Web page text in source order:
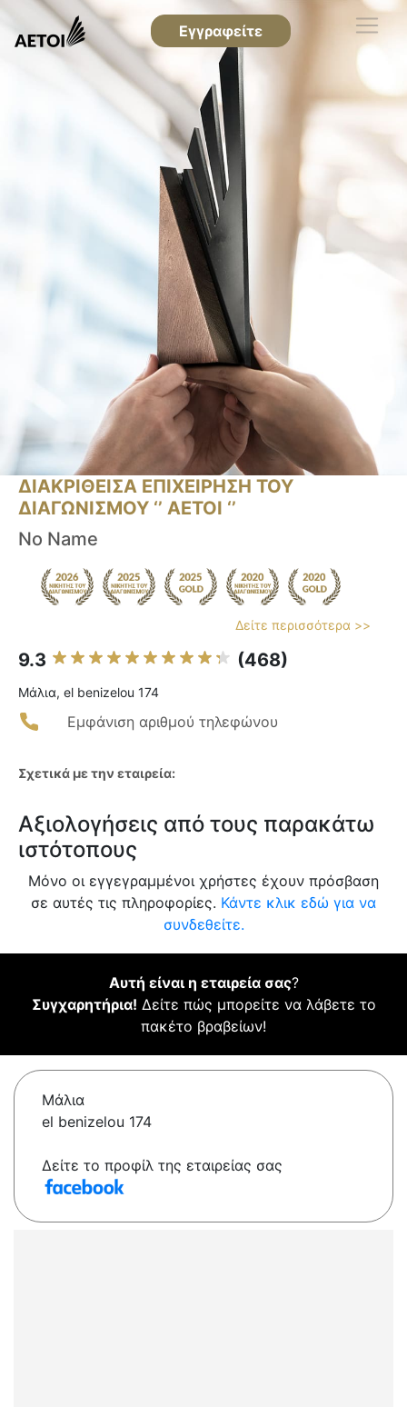
Εγγραφείτε
ΔΙΑΚΡΙΘΕΙΣΑ ΕΠΙΧΕΙΡΗΣΗ ΤΟΥ
ΔΙΑΓΩΝΙΣΜΟΥ ‘’ ΑΕΤΟΙ ‘’
No Name
Δείτε περισσότερα >>
9.3 (468)
Μάλια, el benizelou 174
Εμφάνιση αριθμού τηλεφώνου
Σχετικά με την εταιρεία:
Αξιολογήσεις από τους παρακάτω
ιστότοπους
Μόνο οι εγγεγραμμένοι χρήστες έχουν πρόσβαση
σε αυτές τις πληροφορίες. Κάντε κλικ εδώ για να
συνδεθείτε.
Αυτή είναι η εταιρεία σας?
Συγχαρητήρια! Δείτε πώς μπορείτε να λάβετε το
πακέτο βραβείων!
Μάλια
el benizelou 174
Δείτε το προφίλ της εταιρείας σας